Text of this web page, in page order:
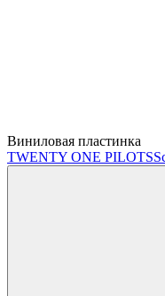
Виниловая пластинка
TWENTY ONE PILOTS